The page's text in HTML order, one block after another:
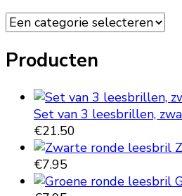
Producten
Set van 3 leesbrillen,
€21.50
€7.95